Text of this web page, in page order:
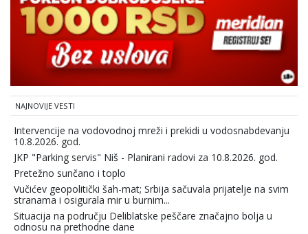
NAJNOVIJE VESTI
Intervencije na vodovodnoj mreži i prekidi u vodosnabdevanju
10.8.2026. god.
JKP "Parking servis" Niš - Planirani radovi za 10.8.2026. god.
Pretežno sunčano i toplo
Vučićev geopolitički šah-mat; Srbija sačuvala prijatelje na svim
stranama i osigurala mir u burnim...
Situacija na području Deliblatske peščare značajno bolja u
odnosu na prethodne dane